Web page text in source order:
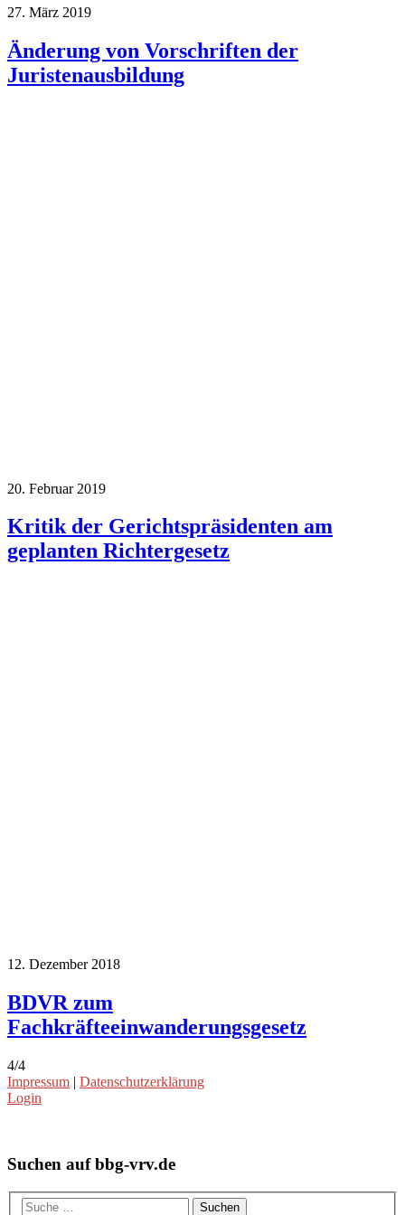
27. März 2019
Änderung von Vorschriften der
Juristenausbildung
20. Februar 2019
Kritik der Gerichtspräsidenten am
geplanten Richtergesetz
12. Dezember 2018
BDVR zum
Fachkräfteeinwanderungsgesetz
4/4
Impressum | Datenschutzerklärung
Login
Suchen auf bbg-vrv.de